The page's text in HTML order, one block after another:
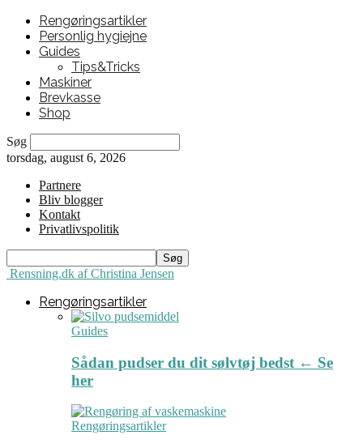
Rengøringsartikler
Personlig hygiejne
Guides
Tips&Tricks
Maskiner
Brevkasse
Shop
Søg
torsdag, august 6, 2026
Partnere
Bliv blogger
Kontakt
Privatlivspolitik
Rensning.dk af Christina Jensen
Rengøringsartikler
Guides
Sådan pudser du dit sølvtøj bedst ← Se
her
Rengøringsartikler